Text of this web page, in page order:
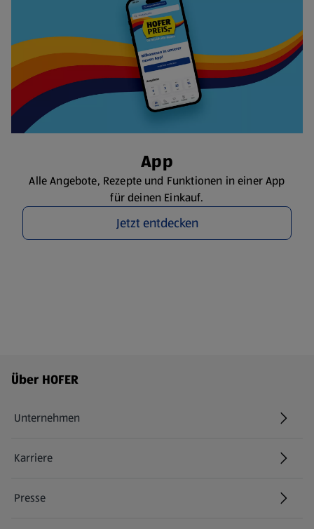
App
Alle Angebote, Rezepte und Funktionen in einer App
für deinen Einkauf.
Jetzt entdecken
Fußzeilenmenü - weitere Links
Über HOFER
Unternehmen
Karriere
(öffnet in einem neuen Tab)
Presse